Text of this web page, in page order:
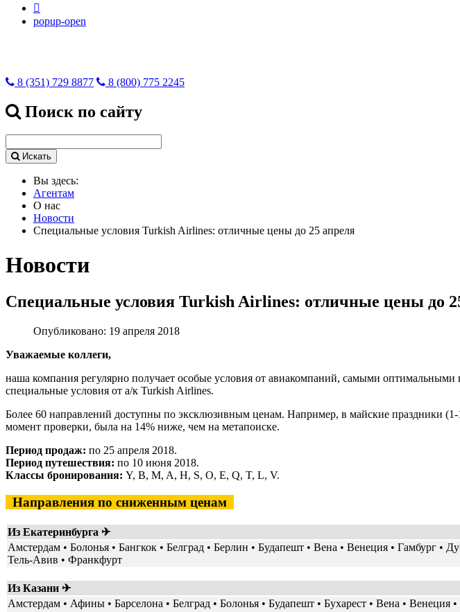

popup-open
8 (351) 729 8877 8 (800) 775 2245
Поиск по сайту
Искать
Вы здесь:
Агентам
О нас
Новости
Специальные условия Turkish Airlines: отличные цены до 25 апреля
Новости
Специальные условия Turkish Airlines: отличные цены до
Опубликовано: 19 апреля 2018
Уважаемые коллеги,
наша компания регулярно получает особые условия от авиакомпаний, самыми
специальные условия от а/к Turkish Airlines.
Более 60 направлений доступны по эксклюзивным ценам. Например, в майские праздники (1-
момент проверки, была на 14% ниже, чем на метапоиске.
Период продаж: по 25 апреля 2018.
Период путешествия: по 10 июня 2018.
Классы бронирования: Y, B, M, A, H, S, O, E, Q, T, L, V.
Направления по сниженным ценам
Из Екатеринбурга ✈
Амстердам • Болонья • Бангкок • Белград • Берлин • Будапешт • Вена • Венеция •
Тель-Авив • Франкфурт
Из Казани ✈
Амстердам • Афины • Барселона • Белград • Болонья • Будапешт • Бухарест • Вена •